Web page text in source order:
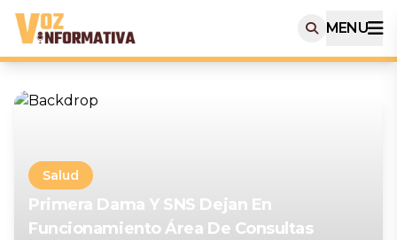
MENU
Salud
Primera Dama Y SNS Dejan En
Funcionamiento Área De Consultas